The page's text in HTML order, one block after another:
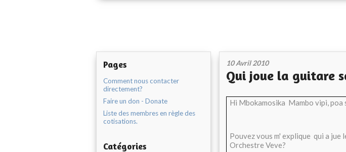
Pages
Comment nous contacter
directement?
Faire un don - Donate
Liste des membres en règle des
cotisations.
Catégories
10 Avril 2010
Qui joue la guitare
Hi Mbokamosika Mambo vipi, poa
Pouvez vous m' explique qui a jue
Orchestre Veve?